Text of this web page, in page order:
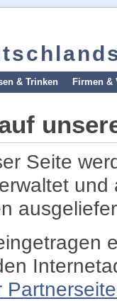
& Trinken Firmen &
Seite
und